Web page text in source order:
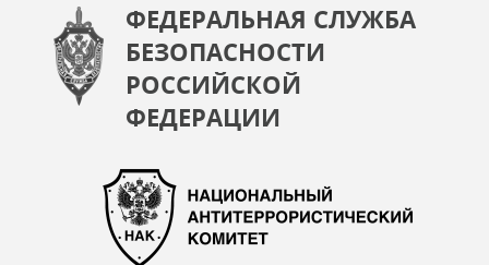
ФЕДЕРАЛЬНАЯ СЛУЖБА
БЕЗОПАСНОСТИ
РОССИЙСКОЙ
ФЕДЕРАЦИИ